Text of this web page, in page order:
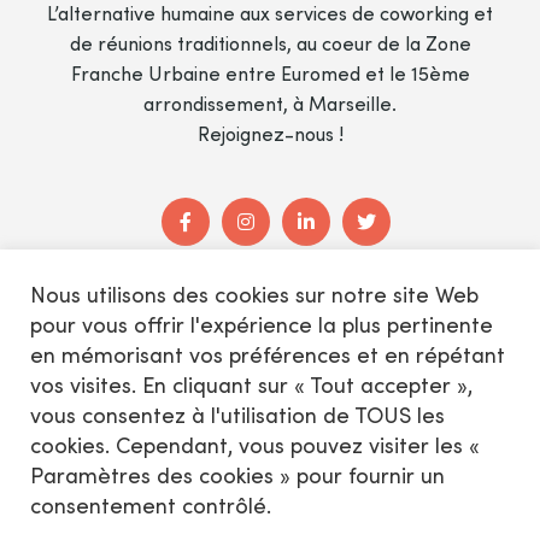
L’alternative humaine aux services de coworking et
de réunions traditionnels, au coeur de la Zone
Franche Urbaine entre Euromed et le 15ème
arrondissement, à Marseille.
Rejoignez-nous !
© L'Equateur - 2021
Mentions légales
Conditions générales d’utilisation
Nous utilisons des cookies sur notre site Web
pour vous offrir l'expérience la plus pertinente
en mémorisant vos préférences et en répétant
vos visites. En cliquant sur « Tout accepter »,
vous consentez à l'utilisation de TOUS les
cookies. Cependant, vous pouvez visiter les «
Paramètres des cookies » pour fournir un
consentement contrôlé.